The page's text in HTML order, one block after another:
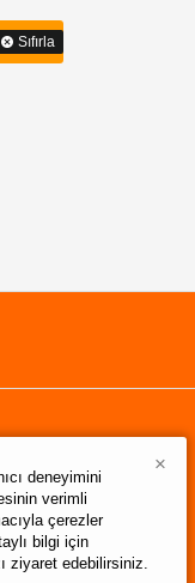
Sıfırla
deneyimini
verimli
çerezler
bilgi için
ziyaret edebilirsiniz.
×